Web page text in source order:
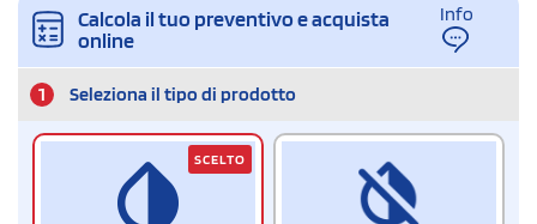
Calcola il tuo preventivo e acquista
online
Info
1 Seleziona il tipo di prodotto
SCELTO